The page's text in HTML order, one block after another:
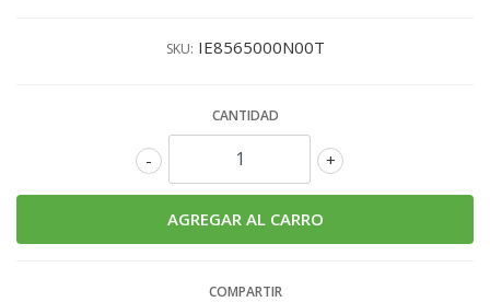
SKU: IE8565000N00T
CANTIDAD
+
-
COMPARTIR